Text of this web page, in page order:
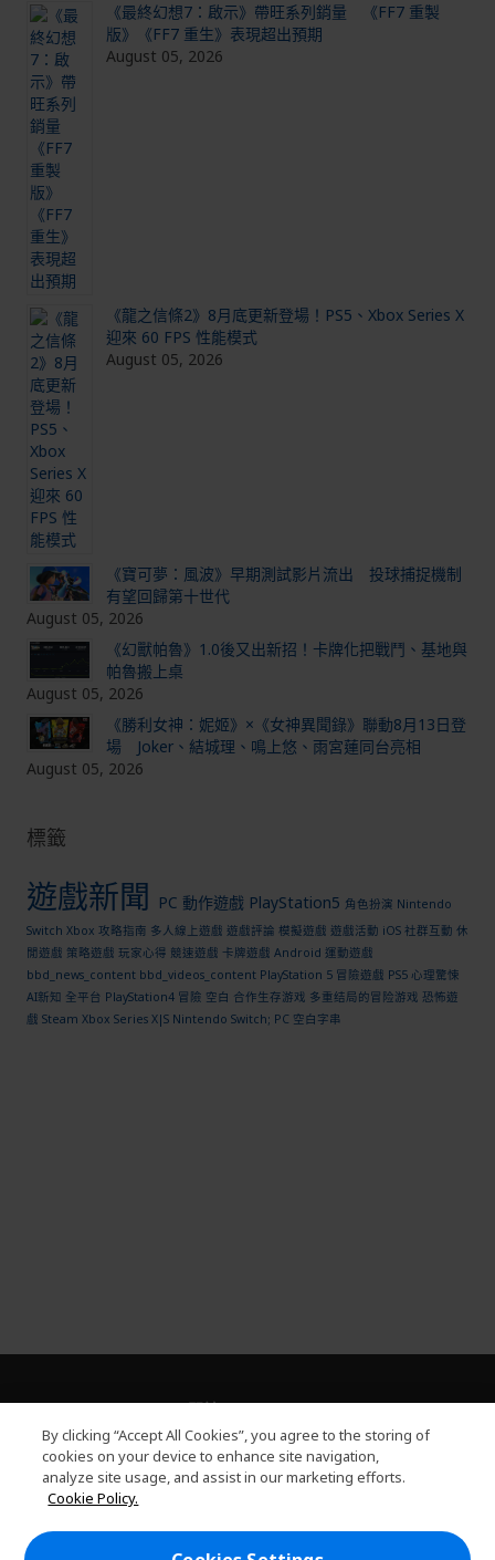
《最終幻想7：啟示》帶旺系列銷量 《FF7 重製
版》《FF7 重生》表現超出預期
August 05, 2026
《龍之信條2》8月底更新登場！PS5、Xbox Series X
迎來 60 FPS 性能模式
August 05, 2026
《寶可夢：風波》早期測試影片流出 投球捕捉機制
有望回歸第十世代
August 05, 2026
《幻獸帕魯》1.0後又出新招！卡牌化把戰鬥、基地與
帕魯搬上桌
August 05, 2026
《勝利女神：妮姬》×《女神異聞錄》聯動8月13日登
場 Joker、結城理、鳴上悠、雨宮蓮同台亮相
August 05, 2026
標籤
遊戲新聞 PC 動作遊戲 PlayStation5 角色扮演 Nintendo
Switch Xbox 攻略指南 多人線上遊戲 遊戲評論 模擬遊戲 遊戲活動 iOS 社群互動 休
閒遊戲 策略遊戲 玩家心得 競速遊戲 卡牌遊戲 Android 運動遊戲
bbd_news_content bbd_videos_content PlayStation 5 冒險遊戲 PS5 心理驚悚
AI新知 全平台 PlayStation4 冒險 空白 合作生存游戏 多重结局的冒险游戏 恐怖遊
戲 Steam Xbox Series X|S Nintendo Switch; PC 空白字串
關於PLANET9
i
d
d
服務h
i
By clicking “Accept All Cookies”, you agree to the storing of
cookies on your device to enhance site navigation,
analyze site usage, and assist in our marketing efforts.
Cookie Policy.